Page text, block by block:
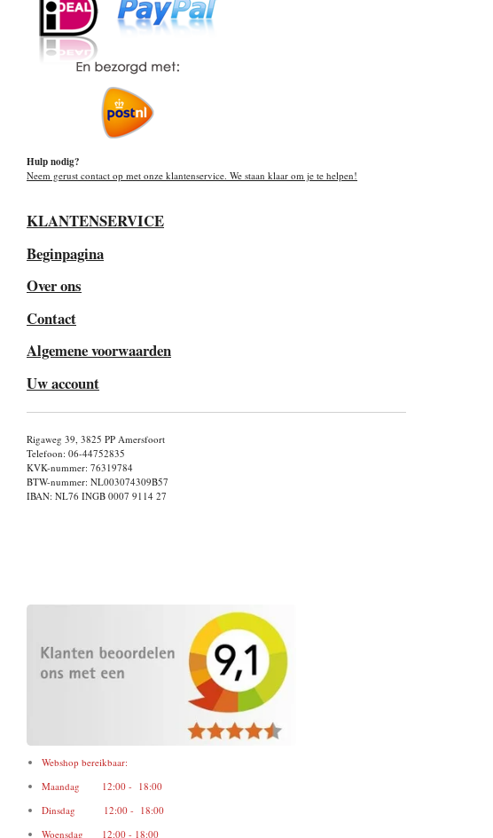
Hulp nodig?
Neem gerust contact op met onze klantenservice. We staan klaar om je te helpen!
KLANTENSERVICE
Beginpagina
Over ons
Contact
Algemene voorwaarden
Uw account
Rigaweg 39, 3825 PP Amersfoort
Telefoon: 06-44752835
KVK-nummer: 76319784
BTW-nummer: NL003074309B57
IBAN: NL76 INGB 0007 9114 27
Webshop bereikbaar:
Maandag 12:00 - 18:00
Dinsdag 12:00 - 18:00
Woensdag 12:00 - 18:00